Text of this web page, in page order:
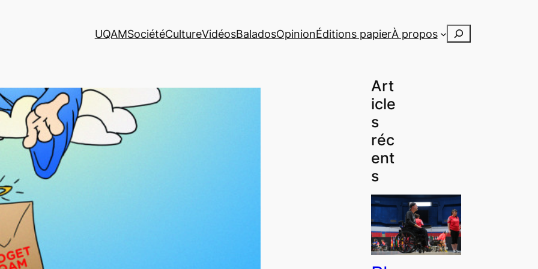
UQAMSociétéCultureVidéosBaladosOpinionÉditions papierÀ propos Rechercher
Art
icle
s
réc
ent
s